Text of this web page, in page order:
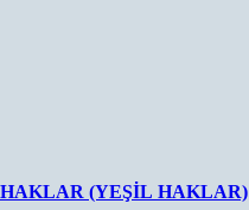
(YEŞIL HAKLAR)